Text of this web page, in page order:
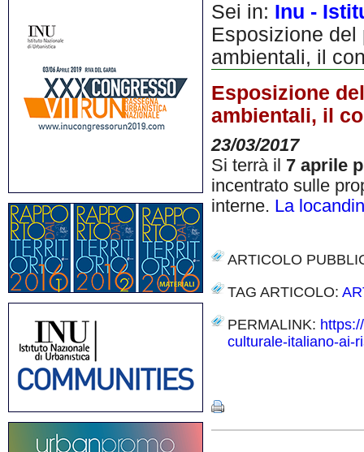
Sei in: Inu -
Esposizione
ambientali, il
Esposizione
ambientali, il
23/03/2017
Si terrà il 7 aprile
incentrato sulle
interne. La
ARTICOLO
TAG ARTICOLO:
PERMALINK:
culturale-italiano-ai-